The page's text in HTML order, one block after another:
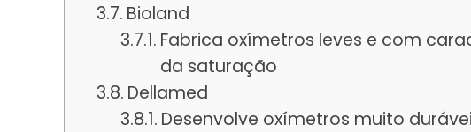
Bioland
Fabrica oxímetros leves e com
da saturação
Dellamed
Desenvolve oxímetros muito